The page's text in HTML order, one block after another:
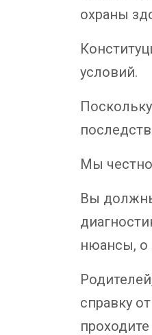
охраны
условий.
Мы честно
Вы
нюансы, о
справку